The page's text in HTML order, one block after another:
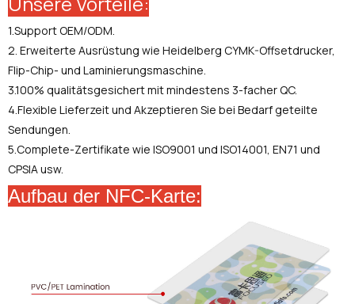
1.Support OEM/ODM.
2. Erweiterte Ausrüstung wie Heidelberg CYMK-Offsetdrucker,
Flip-Chip- und Laminierungsmaschine.
3.100% qualitätsgesichert mit mindestens 3-facher QC.
4.Flexible Lieferzeit und Akzeptieren Sie bei Bedarf geteilte
Sendungen.
5.Complete-Zertifikate wie ISO9001 und ISO14001, EN71 und
CPSIA usw.
Aufbau der NFC-Karte: